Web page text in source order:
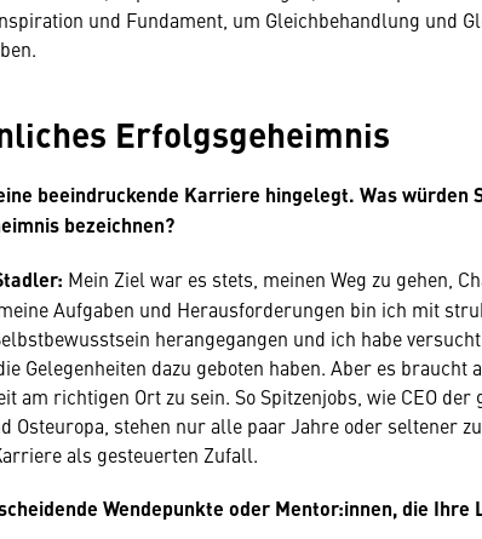
und Fundament, um Gleichbehandlung und
Erfolgsgeheimnis
beeindruckende Karriere hingelegt. Was würden
bezeichnen?
Mein Ziel war es stets, meinen Weg zu gehen,
Aufgaben und Herausforderungen bin ich mit
herangegangen und ich habe
Gelegenheiten dazu geboten haben. Aber es braucht
am richtigen Ort zu sein. So Spitzenjobs, wie CEO
Osteuropa, stehen nur alle paar Jahre oder seltener
als gesteuerten Zufall.
Wendepunkte oder Mentor:innen, die Ihre